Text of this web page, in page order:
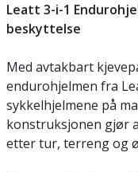
Leatt 3-i-1
beskyttelse
Med avtakbart
endurohjelmen fra
sykkelhjelmene på
konstruksjonen gjør
etter tur, terreng og